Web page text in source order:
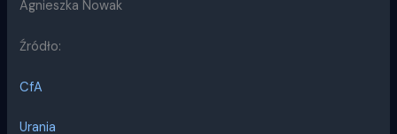
Agnieszka Nowak
Źródło:
CfA
Urania